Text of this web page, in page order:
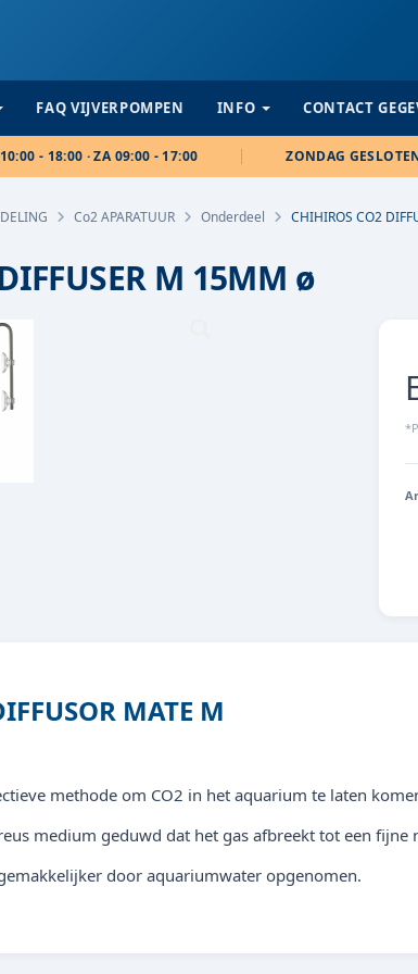
FAQ VIJVERPOMPEN INFO CONTACT
- 18:00 · ZA 09:00 - 17:00 ZONDAG
Co2 APARATUUR Onderdeel CHIHIROS CO2
M 15MM ø
MATE M
methode om CO2 in het aquarium te laten
medium geduwd dat het gas afbreekt tot een fijne
door aquariumwater opgenomen.